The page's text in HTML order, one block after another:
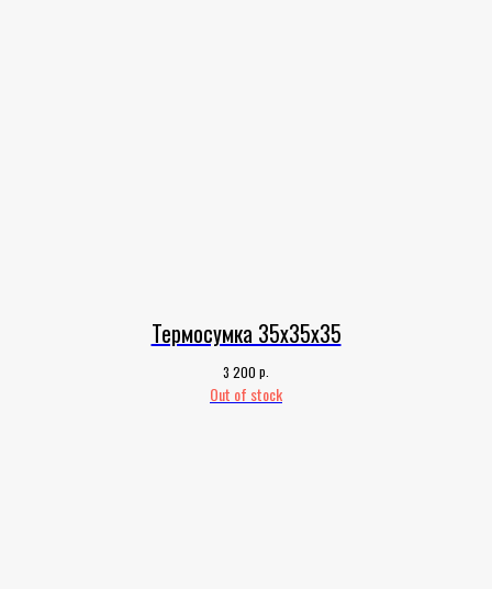
Термосумка 35х35х35
3 200 р.
Out of stock